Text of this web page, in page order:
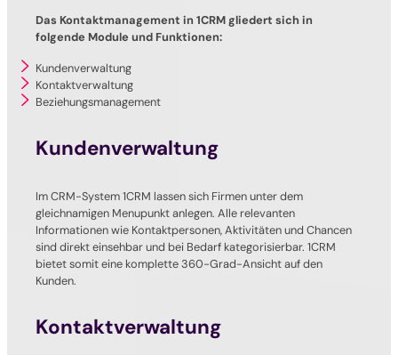
Das Kontaktmanagement in 1CRM gliedert sich in
folgende Module und Funktionen:
Kundenverwaltung
Kontaktverwaltung
Beziehungsmanagement
Kundenverwaltung
Im CRM-System 1CRM lassen sich Firmen unter dem
gleichnamigen Menupunkt anlegen. Alle relevanten
Informationen wie Kontaktpersonen, Aktivitäten und Chancen
sind direkt einsehbar und bei Bedarf kategorisierbar. 1CRM
bietet somit eine komplette 360-Grad-Ansicht auf den
Kunden.
Kontaktverwaltung